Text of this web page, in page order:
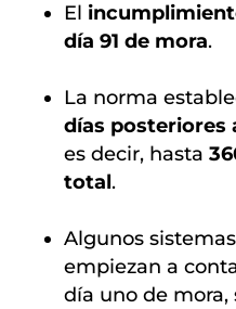
El
día 91 de mora.
La norma
días posteriores
es decir, hasta
total.
Algunos
empiezan a
día uno de mora,